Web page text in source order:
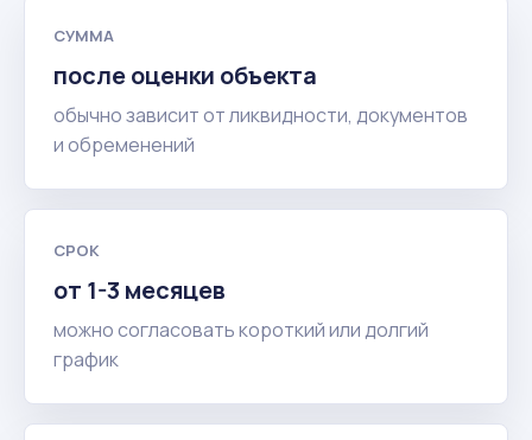
СУММА
после оценки объекта
обычно зависит от ликвидности, документов
и обременений
СРОК
от 1-3 месяцев
можно согласовать короткий или долгий
график